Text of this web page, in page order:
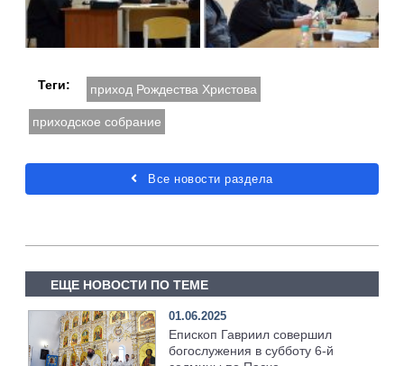
Теги: приход Рождества Христова
приходское собрание
Все новости раздела
ЕЩЕ НОВОСТИ ПО ТЕМЕ
01.06.2025
Епископ Гавриил совершил
богослужения в субботу 6-й